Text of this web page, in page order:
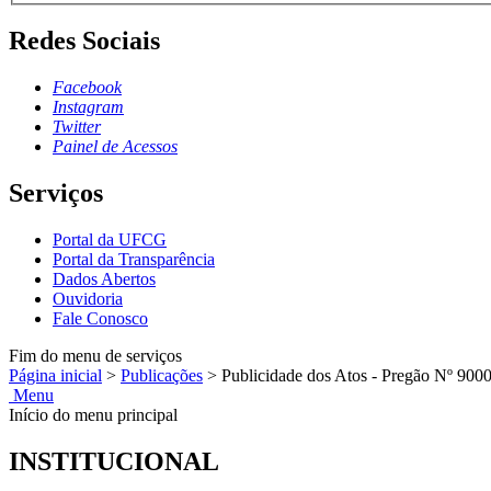
Redes Sociais
Facebook
Instagram
Twitter
Painel de Acessos
Serviços
Portal da UFCG
Portal da Transparência
Dados Abertos
Ouvidoria
Fale Conosco
Fim do menu de serviços
Página inicial > Publicações > Publicidade dos Atos - Pregão Nº
Menu
Início do menu principal
INSTITUCIONAL